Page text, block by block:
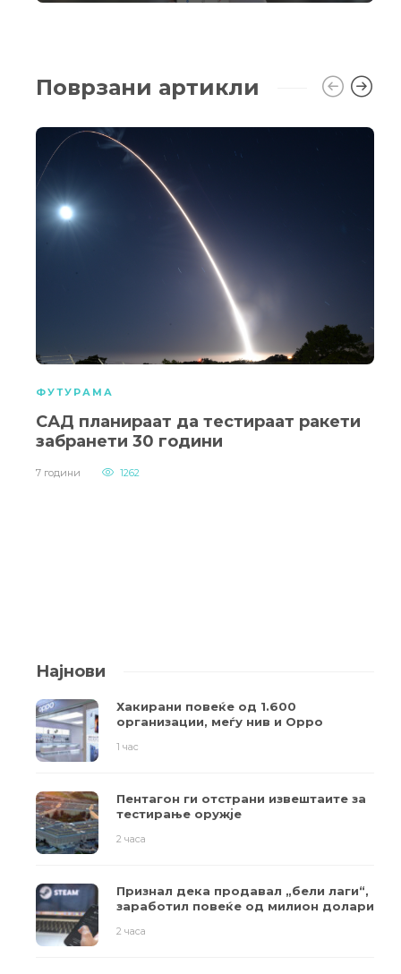
Поврзани артикли
ФУТУРАМА
САД планираат да тестираат ракети
забранети 30 години
7 години 1262
Најнови
Хакирани повеќе од 1.600
организации, меѓу нив и Oppo
1 час
Пентагон ги отстрани извештаите за
тестирање оружје
2 часа
Признал дека продавал „бели лаги“,
заработил повеќе од милион долари
2 часа